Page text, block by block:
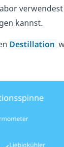
kannst.
Destillation